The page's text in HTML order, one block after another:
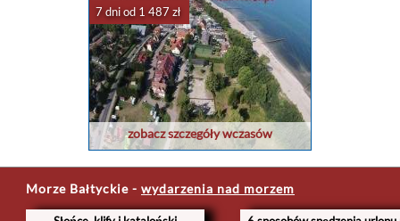
7 dni od 1 487 zł
zobacz szczegóły wczasów
Morze Bałtyckie - wydarzenia nad morzem